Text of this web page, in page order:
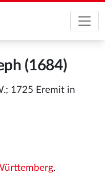
(1684)
1725 Eremit in
.